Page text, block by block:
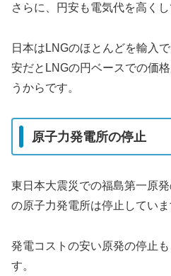
さらに、円安も電気代を高く
日本はLNGのほとんどを輸入
安だとLNGの円ベースでの価
うからです。
原子力発電所の停止
東日本大震災での福島第一原
の原子力発電所は停止していま
発電コストの安い原発の停止
す。